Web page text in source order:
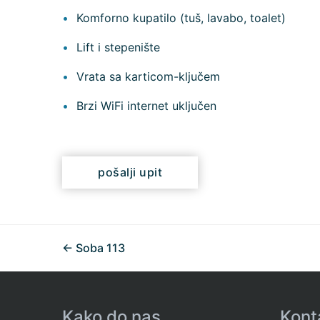
Komforno kupatilo (tuš, lavabo, toalet)
Lift i stepenište
Vrata sa karticom-ključem
Brzi WiFi internet uključen
pošalji upit
← Soba 113